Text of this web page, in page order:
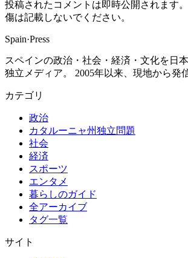
投稿されたコメントは即時公開されます
傷は記載しないでください。
Spain·Press
スペインの政治・社会・経済・文化を日
独立メディア。 2005年以来、現地から発信
カテゴリ
政治
カタルーニャ州独立問題
社会
経済
スポーツ
エンタメ
暮らしのガイド
全アーカイブ
タグ一覧
サイト